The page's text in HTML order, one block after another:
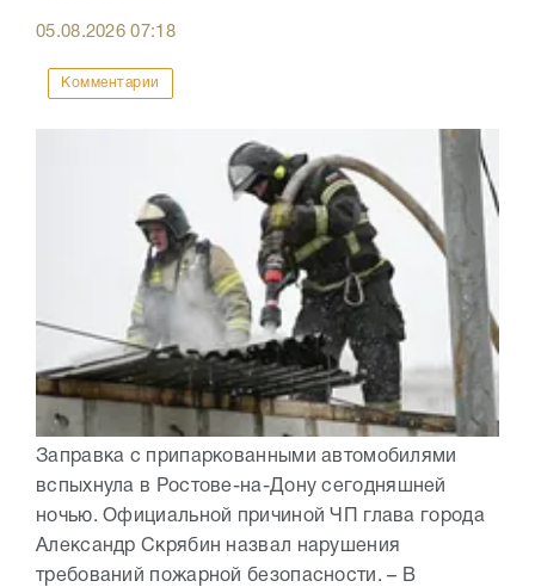
05.08.202607:18
Комментарии
Заправка с припаркованными автомобилями
вспыхнула в Ростове-на-Дону сегодняшней
ночью. Официальной причиной ЧП глава города
Александр Скрябин назвал нарушения
требований пожарной безопасности. – В